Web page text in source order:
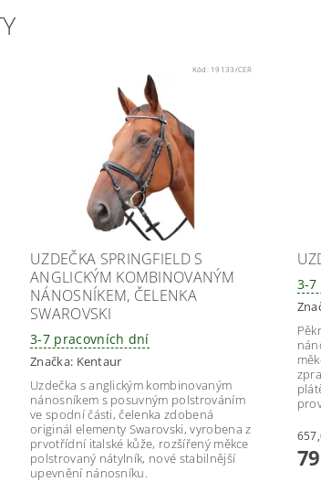
Kód: 19133/CER
UZDEČKA SPRINGFIELD S
ANGLICKÝM KOMBINOVANÝM
NÁNOSNÍKEM, ČELENKA
SWAROVSKI
3-7 pracovních dní
Značka: Kentaur
Uzdečka s anglickým kombinovaným
nánosníkem s posuvným polstrováním
ve spodní části, čelenka zdobená
originál elementy Swarovski, vyrobena z
prvotřídní italské kůže, rozšířený měkce
polstrovaný nátylník, nové stabilnější
upevnění nánosníku.
3-